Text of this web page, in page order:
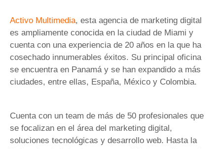
Activo Multimedia, esta agencia de marketing digital
es ampliamente conocida en la ciudad de Miami y
cuenta con una experiencia de 20 años en la que ha
cosechado innumerables éxitos. Su principal oficina
se encuentra en Panamá y se han expandido a más
ciudades, entre ellas, España, México y Colombia.
Cuenta con un team de más de 50 profesionales que
se focalizan en el área del marketing digital,
soluciones tecnológicas y desarrollo web. Hasta la